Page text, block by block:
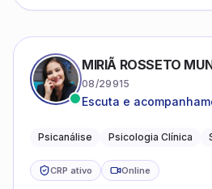
MIRIÃ ROSSETO
08/29915
Escuta e
Psicanálise Psicologia Clínica
CRP ativo Online